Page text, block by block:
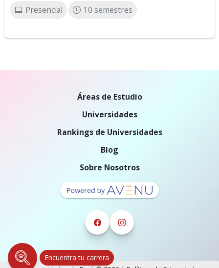
Presencial 10 semestres
Encuentra tu carrera
Áreas de Estudio
Universidades
Rankings de Universidades
Blog
Sobre Nosotros